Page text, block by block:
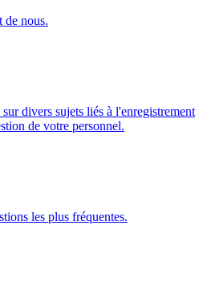
de nous.
divers sujets liés à l'enregistrement
de votre personnel.
les plus fréquentes.